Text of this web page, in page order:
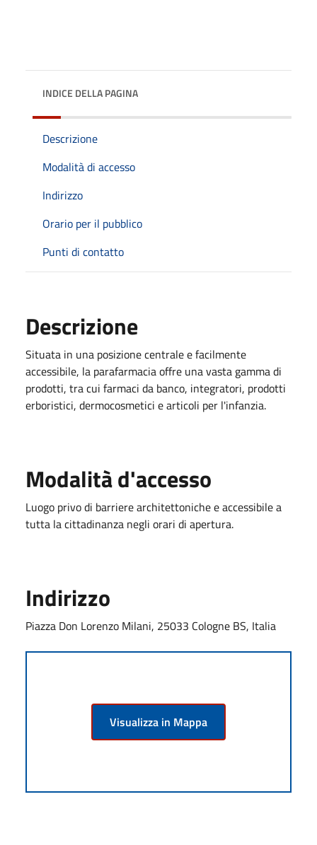
INDICE DELLA PAGINA
Descrizione
Modalità di accesso
Indirizzo
Orario per il pubblico
Punti di contatto
Descrizione
Situata in una posizione centrale e facilmente
accessibile, la parafarmacia offre una vasta gamma di
prodotti, tra cui farmaci da banco, integratori, prodotti
erboristici, dermocosmetici e articoli per l'infanzia.
Modalità d'accesso
Luogo privo di barriere architettoniche e accessibile a
tutta la cittadinanza negli orari di apertura.
Indirizzo
Piazza Don Lorenzo Milani, 25033 Cologne BS, Italia
Visualizza in Mappa